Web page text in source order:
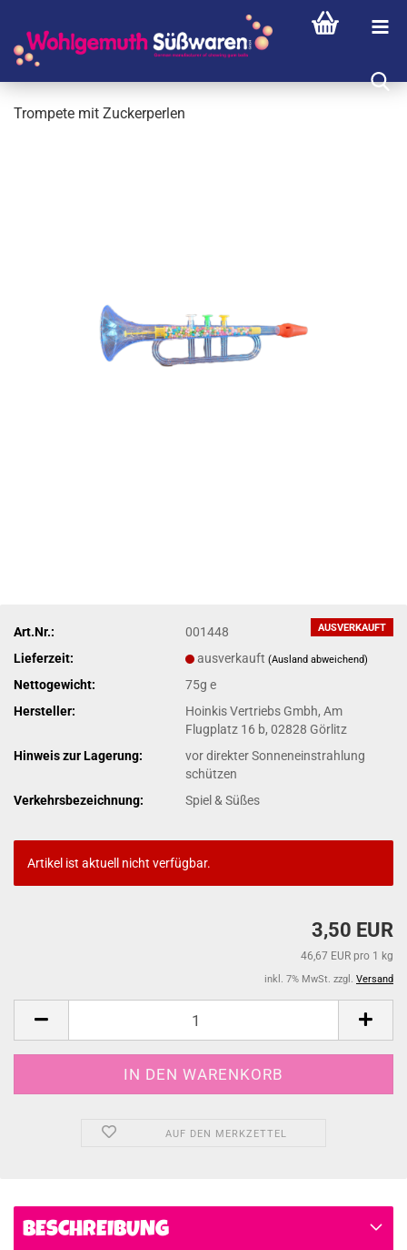
Trom­pe­te mit Zu­cker­per­len
AUSVERKAUFT
Art.Nr.:
001448
Lieferzeit:
ausverkauft(Ausland abweichend)
Nettogewicht:
75g e
Hersteller:
Hoinkis Vertriebs Gmbh, Am
Flugplatz 16 b, 02828 Görlitz
Hinweis zur Lagerung:
vor direkter Sonneneinstrahlung
schützen
Verkehrsbezeichnung:
Spiel & Süßes
Artikel ist aktuell nicht verfügbar.
3,50 EUR
46,67 EUR pro 1 kg
inkl. 7% MwSt. zzgl. Versand
AUF DEN MERKZETTEL
BESCHREIBUNG